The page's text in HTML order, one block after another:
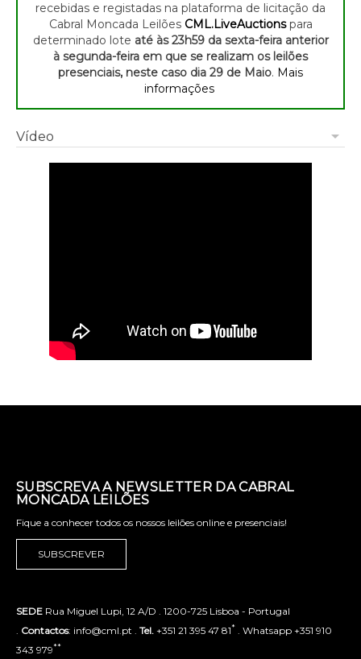
recebidas e registadas na plataforma de licitação da
Cabral Moncada Leilões CML.LiveAuctionspara
determinado lote até às 23h59 da sexta-feira anterior
à segunda-feira em que se realizam os leilões
presenciais, neste caso dia 29 de Maio. Mais
informações
arrow_drop_down
Vídeo
SUBSCREVA A NEWSLETTER DA CABRAL
MONCADA LEILÕES
Fique a conhecer todos os nossos leilões online e presenciais!
SUBSCREVER
SEDE Rua Miguel Lupi, 12 A/D . 1200-725 Lisboa - Portugal
Contactos: info@cml.pt . Tel. +351 21 395 47 81* . Whatsapp +351 910
343 979**